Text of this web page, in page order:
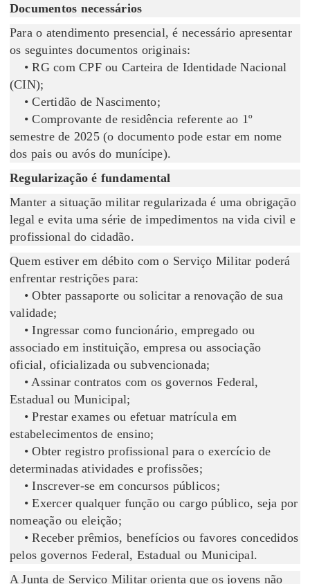
Documentos necessários
Para o atendimento presencial, é necessário apresentar
os seguintes documentos originais:
• RG com CPF ou Carteira de Identidade Nacional
(CIN);
• Certidão de Nascimento;
• Comprovante de residência referente ao 1º
semestre de 2025 (o documento pode estar em nome
dos pais ou avós do munícipe).
Regularização é fundamental
Manter a situação militar regularizada é uma obrigação
legal e evita uma série de impedimentos na vida civil e
profissional do cidadão.
Quem estiver em débito com o Serviço Militar poderá
enfrentar restrições para:
• Obter passaporte ou solicitar a renovação de sua
validade;
• Ingressar como funcionário, empregado ou
associado em instituição, empresa ou associação
oficial, oficializada ou subvencionada;
• Assinar contratos com os governos Federal,
Estadual ou Municipal;
• Prestar exames ou efetuar matrícula em
estabelecimentos de ensino;
• Obter registro profissional para o exercício de
determinadas atividades e profissões;
• Inscrever-se em concursos públicos;
• Exercer qualquer função ou cargo público, seja por
nomeação ou eleição;
• Receber prêmios, benefícios ou favores concedidos
pelos governos Federal, Estadual ou Municipal.
A Junta de Serviço Militar orienta que os jovens não